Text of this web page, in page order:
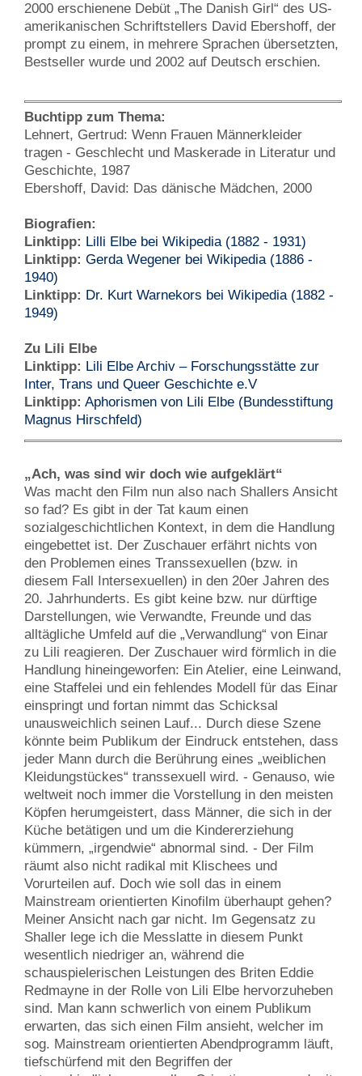
2000 erschienene Debüt „The Danish Girl“ des US-
amerikanischen Schriftstellers David Ebershoff, der
prompt zu einem, in mehrere Sprachen übersetzten,
Bestseller wurde und 2002 auf Deutsch erschien.
Buchtipp zum Thema:
Lehnert, Gertrud: Wenn Frauen Männerkleider
tragen - Geschlecht und Maskerade in Literatur und
Geschichte, 1987
Ebershoff, David: Das dänische Mädchen, 2000
Biografien:
Linktipp: Lilli Elbe bei Wikipedia (1882 - 1931)
Linktipp: Gerda Wegener bei Wikipedia (1886 -
1940)
Linktipp: Dr. Kurt Warnekors bei Wikipedia (1882 -
1949)
Zu Lili Elbe
Linktipp: Lili Elbe Archiv – Forschungsstätte zur
Inter, Trans und Queer Geschichte e.V
Linktipp: Aphorismen von Lili Elbe (Bundesstiftung
Magnus Hirschfeld)
„Ach, was sind wir doch wie aufgeklärt“
Was macht den Film nun also nach Shallers Ansicht
so fad? Es gibt in der Tat kaum einen
sozialgeschichtlichen Kontext, in dem die Handlung
eingebettet ist. Der Zuschauer erfährt nichts von
den Problemen eines Transsexuellen (bzw. in
diesem Fall Intersexuellen) in den 20er Jahren des
20. Jahrhunderts. Es gibt keine bzw. nur dürftige
Darstellungen, wie Verwandte, Freunde und das
alltägliche Umfeld auf die „Verwandlung“ von Einar
zu Lili reagieren. Der Zuschauer wird förmlich in die
Handlung hineingeworfen: Ein Atelier, eine Leinwand,
eine Staffelei und ein fehlendes Modell für das Einar
einspringt und fortan nimmt das Schicksal
unausweichlich seinen Lauf... Durch diese Szene
könnte beim Publikum der Eindruck entstehen, dass
jeder Mann durch die Berührung eines „weiblichen
Kleidungstückes“ transsexuell wird. - Genauso, wie
weltweit noch immer die Vorstellung in den meisten
Köpfen herumgeistert, dass Männer, die sich in der
Küche betätigen und um die Kindererziehung
kümmern, „irgendwie“ abnormal sind. - Der Film
räumt also nicht radikal mit Klischees und
Vorurteilen auf. Doch wie soll das in einem
Mainstream orientierten Kinofilm überhaupt gehen?
Meiner Ansicht nach gar nicht. Im Gegensatz zu
Shaller lege ich die Messlatte in diesem Punkt
wesentlich niedriger an, während die
schauspielerischen Leistungen des Briten Eddie
Redmayne in der Rolle von Lili Elbe hervorzuheben
sind. Man kann schwerlich von einem Publikum
erwarten, das sich einen Film ansieht, welcher im
sog. Mainstream orientierten Abendprogramm läuft,
tiefschürfend mit den Begriffen der